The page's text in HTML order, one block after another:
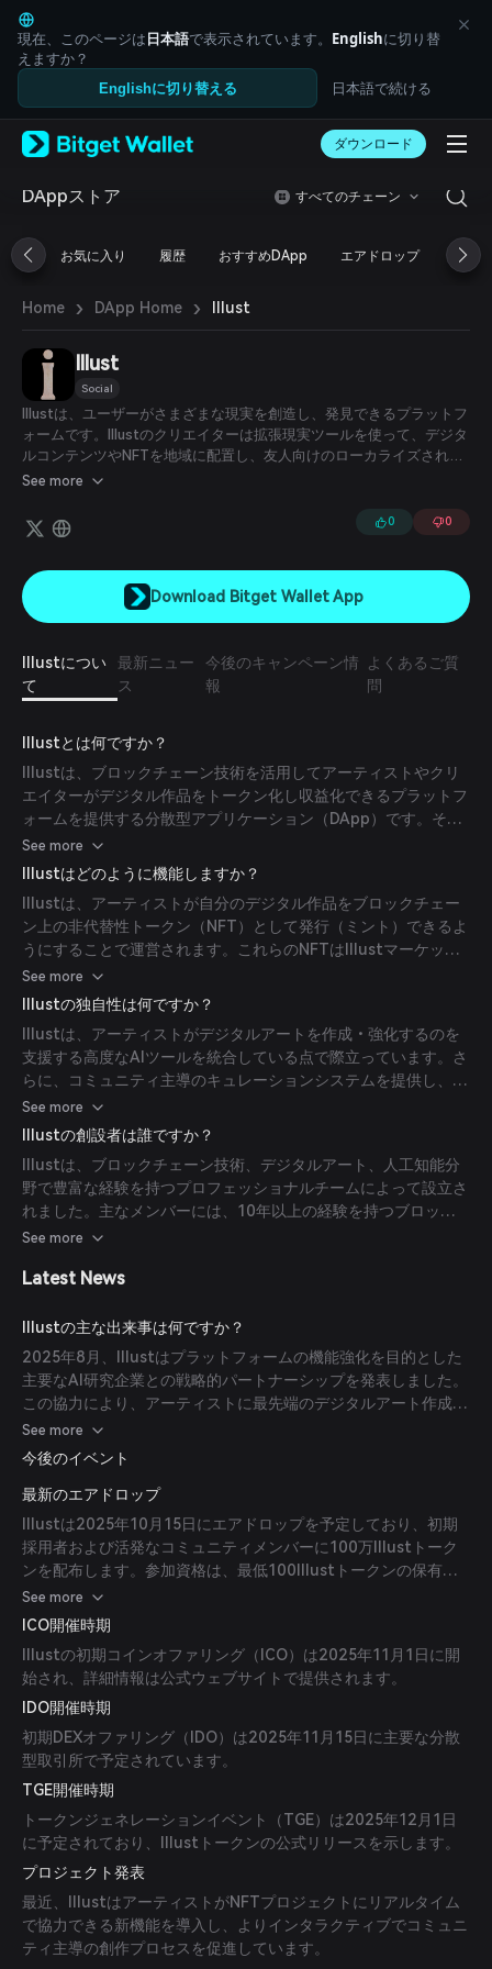
English
日本語
Tiếng Việt
Русский
Español (Latinoamérica)
Italiano
Deutsch
繁體中文
Português (Portugal)
ภาษาไทย
العربية
हिन्दी
Español
Português (Brasil)
Español (Argentina)
現在、このページは日本語で表示されています。 Englishに切り替
えますか？
Englishに切り替える 日本語で続ける
ダウンロード
DAppストア すべてのチェーン
お気に入り 履歴 おすすめDApp エアドロップ DeFi
Home › DApp Home › Illust
Illust
Social
Illustは、ユーザーがさまざまな現実を創造し、発見できるプラットフ
ォームです。Illustのクリエイターは拡張現実ツールを使って、デジタ
ルコンテンツやNFTを地域に配置し、友人向けのローカライズされた
メッセージを作成し、インタラクティブなゲームを公開して楽しむこ
自身のデータを所有し、これをIllustのクリエイターやブランドパート
ナーが提供する商品やサービスと交換することができます。
See more
0 0
Download Bitget Wallet App
Illustについ
て
最新ニュー
ス
今後のキャンペーン情
報
よくあるご質
問
Illustとは何ですか？
Illustは、ブロックチェーン技術を活用してアーティストやクリ
エイターがデジタル作品をトークン化し収益化できるプラットフ
ォームを提供する分散型アプリケーション（DApp）です。その
使命は、アーティストに安全で透明性のある市場を提供し、彼ら
を力づけることです。
See more
Illustはどのように機能しますか？
Illustは、アーティストが自分のデジタル作品をブロックチェー
ン上の非代替性トークン（NFT）として発行（ミント）できるよ
うにすることで運営されます。これらのNFTはIllustマーケット
プレイスで購入、販売、取引が可能であり、ブロックチェーンの
不変の台帳によって出自と真正性が保証されます。
See more
Illustの独自性は何ですか？
Illustは、アーティストがデジタルアートを作成・強化するのを
支援する高度なAIツールを統合している点で際立っています。さ
らに、コミュニティ主導のキュレーションシステムを提供し、高
品質な作品が可視化され認知されることを保証します。
See more
Illustの創設者は誰ですか？
Illustは、ブロックチェーン技術、デジタルアート、人工知能分
野で豊富な経験を持つプロフェッショナルチームによって設立さ
れました。主なメンバーには、10年以上の経験を持つブロック
チェーン開発者ジェーン・ドウと、著名なデジタルアーティスト
See more
Latest News
Illustの主な出来事は何ですか？
2025年8月、Illustはプラットフォームの機能強化を目的とした
主要なAI研究企業との戦略的パートナーシップを発表しました。
この協力により、アーティストに最先端のデジタルアート作成お
よび収益化ツールを提供することを目指しています。
See more
今後のイベント
最新のエアドロップ
Illustは2025年10月15日にエアドロップを予定しており、初期
採用者および活発なコミュニティメンバーに100万Illustトーク
ンを配布します。参加資格は、最低100Illustトークンの保有と
コミュニティイベントへの参加です。
See more
ICO開催時期
Illustの初期コインオファリング（ICO）は2025年11月1日に開
始され、詳細情報は公式ウェブサイトで提供されます。
IDO開催時期
初期DEXオファリング（IDO）は2025年11月15日に主要な分散
型取引所で予定されています。
TGE開催時期
トークンジェネレーションイベント（TGE）は2025年12月1日
に予定されており、Illustトークンの公式リリースを示します。
プロジェクト発表
最近、IllustはアーティストがNFTプロジェクトにリアルタイム
で協力できる新機能を導入し、よりインタラクティブでコミュニ
ティ主導の創作プロセスを促進しています。